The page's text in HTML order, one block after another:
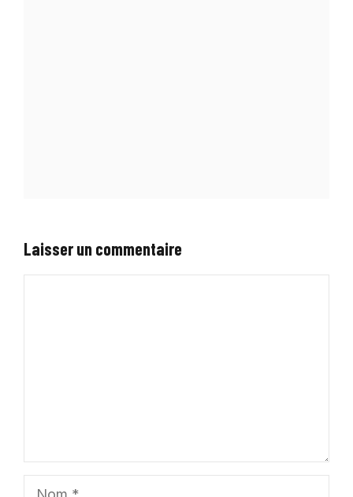
Laisser un commentaire